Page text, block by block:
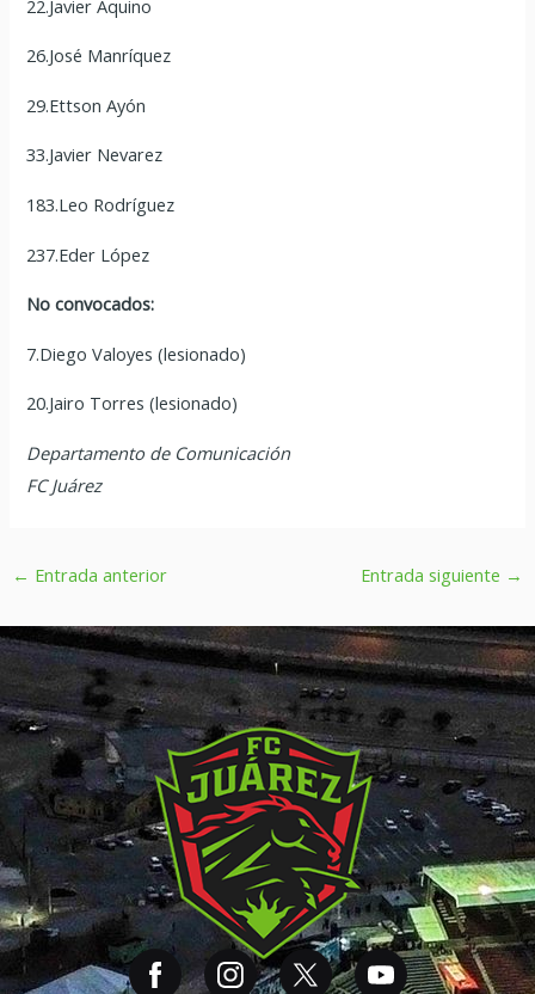
22.Javier Aquino
26.José Manríquez
29.Ettson Ayón
33.Javier Nevarez
183.Leo Rodríguez
237.Eder López
No convocados:
7.Diego Valoyes (lesionado)
20.Jairo Torres (lesionado)
Departamento de Comunicación
FC Juárez
← Entrada anterior Entrada siguiente →